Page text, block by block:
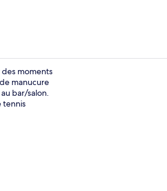
des moments
manucure
bar/salon.
tennis